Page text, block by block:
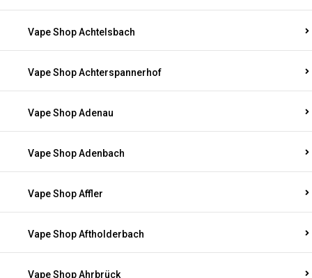
Vape Shop Achtelsbach
Vape Shop Achterspannerhof
Vape Shop Adenau
Vape Shop Adenbach
Vape Shop Affler
Vape Shop Aftholderbach
Vape Shop Ahrbrück